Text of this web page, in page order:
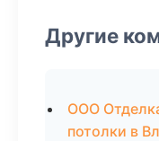
Другие
ООО
потолки в